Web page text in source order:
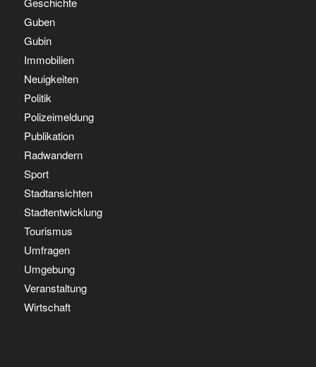
Guben
Gubin
Immobilien
Neuigkeiten
Politik
Polizeimeldung
Publikation
Radwandern
Sport
Stadtansichten
Stadtentwicklung
Tourismus
Umfragen
Umgebung
Veranstaltung
Wirtschaft